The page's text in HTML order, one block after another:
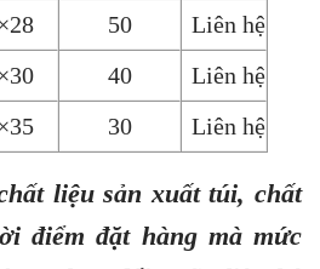
50
Liên hệ
40
Liên hệ
30 Liên hệ
liệu sản xuất túi, chất
điểm đặt hàng mà mức